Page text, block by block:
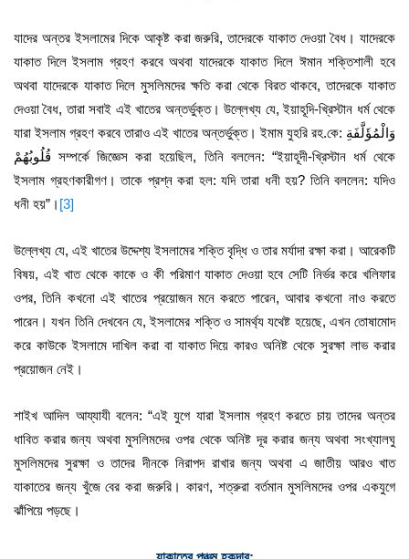
যাদের অন্তর ইসলামের দিকে আকৃষ্ট করা জরুরি, তাদেরকে যাকাত দেওয়া বৈধ। যাদেরকে
যাকাত দিলে ইসলাম গ্রহণ করবে অথবা যাদেরকে যাকাত দিলে ঈমান শক্তিশালী হবে
অথবা যাদেরকে যাকাত দিলে মুসলিমদের ক্ষতি করা থেকে বিরত থাকবে, তাদেরকে যাকাত
দেওয়া বৈধ, তারা সবাই এই খাতের অন্তর্ভুক্ত। উল্লেখ্য যে, ইয়াহূদি-খ্রিস্টান ধর্ম থেকে
যারা ইসলাম গ্রহণ করবে তারাও এই খাতের অন্তর্ভুক্ত। ইমাম যুহরি রহ.কে: وَالْمُؤَلَّفَةِ
قُلُوبُهُمْ সম্পর্কে জিজ্ঞেস করা হয়েছিল, তিনি বললেন: “ইয়াহূদী-খ্রিস্টান ধর্ম থেকে
ইসলাম গ্রহণকারীগণ। তাকে প্রশ্ন করা হল: যদি তারা ধনী হয়? তিনি বললেন: যদিও
ধনী হয়”। [3]
উল্লেখ্য যে, এই খাতের উদ্দেশ্য ইসলামের শক্তি বৃদ্ধি ও তার মর্যাদা রক্ষা করা। আরেকটি
বিষয়, এই খাত থেকে কাকে ও কী পরিমাণ যাকাত দেওয়া হবে সেটি নির্ভর করে খলিফার
ওপর, তিনি কখনো এই খাতের প্রয়োজন মনে করতে পারেন, আবার কখনো নাও করতে
পারেন। যখন তিনি দেখবেন যে, ইসলামের শক্তি ও সামর্থ্য যথেষ্ট হয়েছে, এখন তোষামোদ
করে কাউকে ইসলামে দাখিল করা বা যাকাত দিয়ে কারও অনিষ্ট থেকে সুরক্ষা লাভ করার
প্রয়োজন নেই।
শাইখ আদিল আয্যাযী বলেন: “এই যুগে যারা ইসলাম গ্রহণ করতে চায় তাদের অন্তর
ধাবিত করার জন্য অথবা মুসলিমদের ওপর থেকে অনিষ্ট দূর করার জন্য অথবা সংখ্যালঘু
মুসলিমদের সুরক্ষা ও তাদের দীনকে নিরাপদ রাখার জন্য অথবা এ জাতীয় আরও খাত
যাকাতের জন্য খুঁজে বের করা জরুরি। কারণ, শত্রুরা বর্তমান মুসলিমদের ওপর একযুগে
ঝাঁপিয়ে পড়ছে।